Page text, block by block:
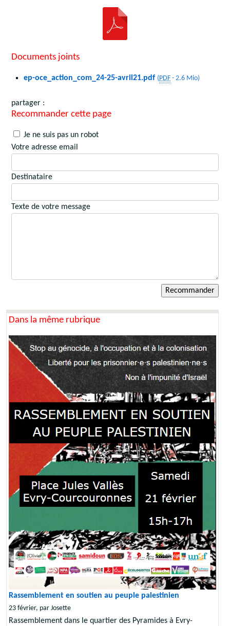
Documents joints
ep-oce_action_com_24-25-avril21.pdf (PDF -2.6 Mio)
partager :
Recommander cette page
Je ne suis pas un robot
Votre adresse email
Destinataire
Texte de votre message
Dans la même rubrique
Rassemblement en soutien au peuple palestinien
23 février, par Josette
Rassemblement dans le quartier des Pyramides à Evry-